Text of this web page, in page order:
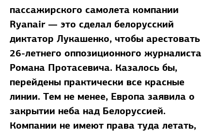
пассажирского самолета компании
Ryanair — это сделал белорусский
диктатор Лукашенко, чтобы арестовать
26-летнего оппозиционного журналиста
Романа Протасевича. Казалось бы,
перейдены практически все красные
линии. Тем не менее, Европа заявила о
закрытии неба над Белоруссией.
Компании не имеют права туда летать,